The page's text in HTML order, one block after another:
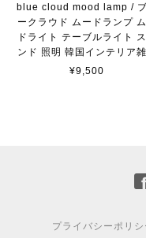
blue cloud mood lamp /
ークラウド ムードランプ
ドライト テーブルライト
ンド 照明 韓国インテリア
¥9,500
プライバシーポリシ